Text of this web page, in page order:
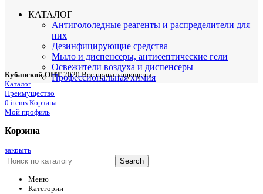
КАТАЛОГ
Антигололедные реагенты и распределители для
них
Дезинфицирующие средства
Мыло и диспенсеры, антисептические гели
Освежители воздуха и диспенсеры
Профессиональная химия
Кубанский-ОПТ 2020 Все права защищены
Каталог
Преимущество
0 items Корзина
Мой профиль
Корзина
закрыть
Search
Меню
Категории